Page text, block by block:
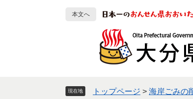
本文へ
現在地 トップページ > 海岸ごみの